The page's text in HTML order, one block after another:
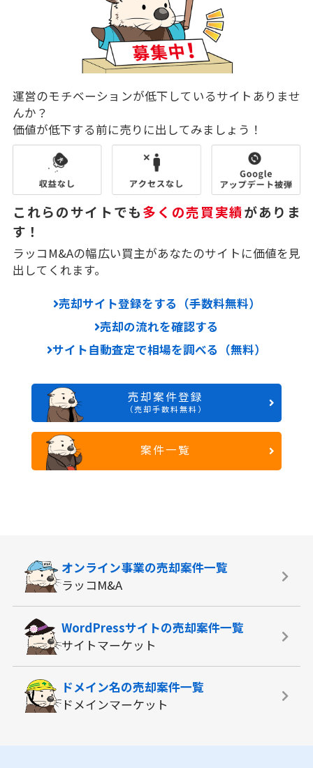
運営のモチベーションが低下しているサイトありませ
んか？
価値が低下する前に売りに出してみましょう！
これらのサイトでも多くの売買実績がありま
す！
ラッコM&Aの幅広い買主があなたのサイトに価値を見
出してくれます。
売却サイト登録をする（手数料無料）
売却の流れを確認する
サイト自動査定で相場を調べる（無料）
売却案件登録
（売却手数料無料）
案件一覧
オンライン事業の売却案件一覧
ラッコM&A
WordPressサイトの売却案件一覧
サイトマーケット
ドメイン名の売却案件一覧
ドメインマーケット